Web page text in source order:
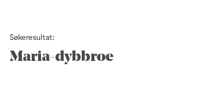
Søkeresultat:
Maria-dybbroe